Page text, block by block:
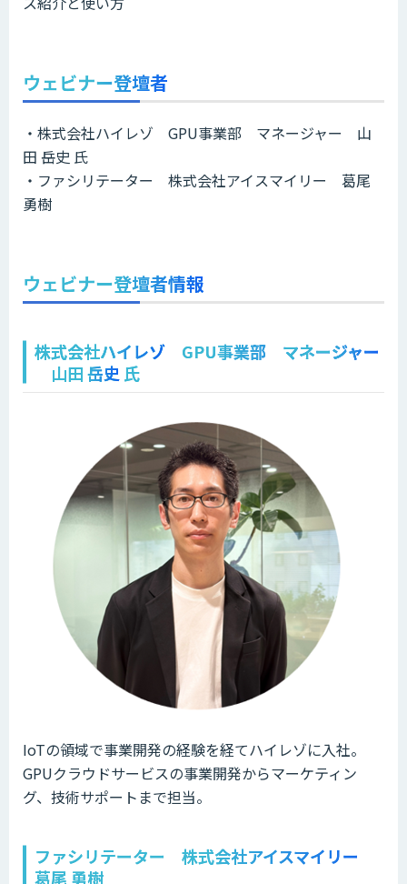
ウェビナー登壇者
・ 株式会社ハイレゾ GPU事業部 マネージャー
山
田 岳史 氏
・ファシリテーター 株式会社アイスマイリー 葛尾
勇樹
ウェビナー登壇者情報
株式会社ハイレゾ GPU事業部 マネージャー
山田 岳史氏
IoTの領域で事業開発の経験を経てハイレゾに入社。
GPUクラウドサービスの事業開発からマーケティン
グ、技術サポートまで担当。
ファシリテーター 株式会社アイスマイリー
葛尾 勇樹